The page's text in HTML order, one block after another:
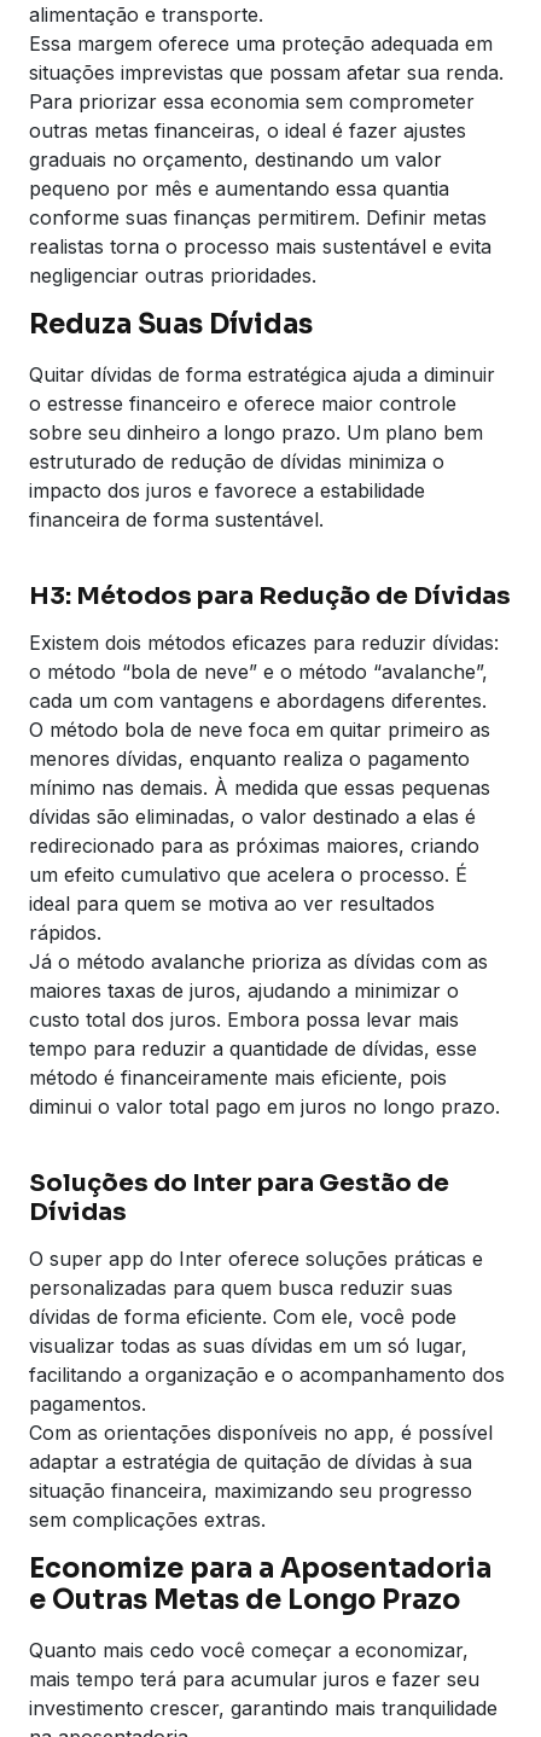
alimentação e transporte.
Essa margem oferece uma proteção adequada em
situações imprevistas que possam afetar sua renda.
Para priorizar essa economia sem comprometer
outras metas financeiras, o ideal é fazer ajustes
graduais no orçamento, destinando um valor
pequeno por mês e aumentando essa quantia
conforme suas finanças permitirem. Definir metas
realistas torna o processo mais sustentável e evita
negligenciar outras prioridades.
Reduza Suas Dívidas
Quitar dívidas de forma estratégica ajuda a diminuir
o estresse financeiro e oferece maior controle
sobre seu dinheiro a longo prazo. Um plano bem
estruturado de redução de dívidas minimiza o
impacto dos juros e favorece a estabilidade
financeira de forma sustentável.
H3: Métodos para Redução de Dívidas
Existem dois métodos eficazes para reduzir dívidas:
o método “bola de neve” e o método “avalanche”,
cada um com vantagens e abordagens diferentes.
O método bola de neve foca em quitar primeiro as
menores dívidas, enquanto realiza o pagamento
mínimo nas demais. À medida que essas pequenas
dívidas são eliminadas, o valor destinado a elas é
redirecionado para as próximas maiores, criando
um efeito cumulativo que acelera o processo. É
ideal para quem se motiva ao ver resultados
rápidos.
Já o método avalanche prioriza as dívidas com as
maiores taxas de juros, ajudando a minimizar o
custo total dos juros. Embora possa levar mais
tempo para reduzir a quantidade de dívidas, esse
método é financeiramente mais eficiente, pois
diminui o valor total pago em juros no longo prazo.
Soluções do Inter para Gestão de
Dívidas
O super app do Inter oferece soluções práticas e
personalizadas para quem busca reduzir suas
dívidas de forma eficiente. Com ele, você pode
visualizar todas as suas dívidas em um só lugar,
facilitando a organização e o acompanhamento dos
pagamentos.
Com as orientações disponíveis no app, é possível
adaptar a estratégia de quitação de dívidas à sua
situação financeira, maximizando seu progresso
sem complicações extras.
Economize para a Aposentadoria
e Outras Metas de Longo Prazo
Quanto mais cedo você começar a economizar,
mais tempo terá para acumular juros e fazer seu
investimento crescer, garantindo mais tranquilidade